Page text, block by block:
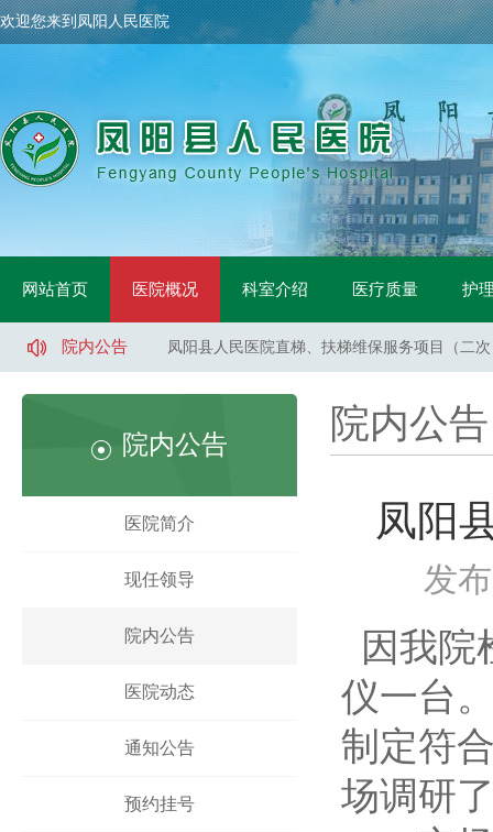
欢迎您来到凤阳人民医院
网站首页 医院概况 科室介绍 医疗质量 护
院内公告
凤阳县人民医院鼻镜询价采购文件
凤阳县人民医院医用液氧采购项目（二次）招
凤阳县人民医院直梯、扶梯维保服务项目（二
凤阳县人民医院直梯、扶梯维保服务项目（一
凤阳县人民医院直梯、扶梯维保服务项目（二
凤阳县人民医院医用液氧采购项目流标公告
凤阳县人民医院索诺声便携超声维修采购询价公
凤阳县人民医院体医融合设备一批采购项目 中
凤阳县人民医院骨科手术床采购项目中标公示
凤阳县人民医院鼻镜询价采购文件
院内公告
医院简介
现任领导
院内公告
医院动态
通知公告
预约挂号
院内公告
凤阳
发
因我院
仪一台
制定符
场调研